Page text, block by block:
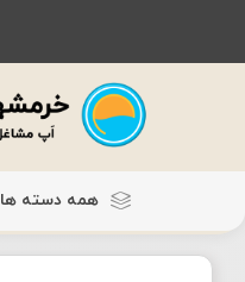
همه دسته ها